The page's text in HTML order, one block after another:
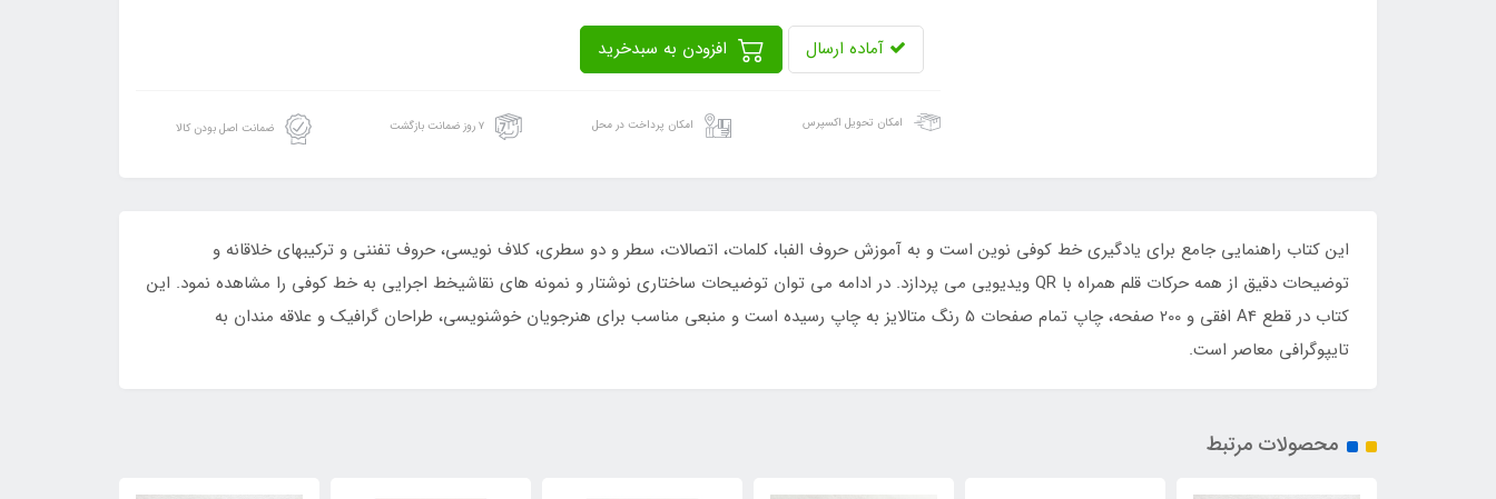
آماده ارسال
امکان تحویل اکسپرس امکان پرداخت در محل ۷ روز ضمانت بازگشت ضمانت اصل بودن کالا
این کتاب راهنمایی جامع برای یادگیری خط کوفی نوین است و به آموزش حروف الفبا، کلمات، اتصالات، سطر و دو سطری، کلاف نویسی، حروف تفننی و ترکیبهای خلاقانه و
توضیحات دقیق از همه حرکات قلم همراه با QR ویدیویی می پردازد. در ادامه می توان توضیحات ساختاری نوشتار و نمونه های نقاشیخط اجرایی به خط کوفی را مشاهده نمود. این
کتاب در قطع A4 افقی و 200 صفحه، چاپ تمام صفحات 5 رنگ متالایز به چاپ رسیده است و منبعی مناسب برای هنرجویان خوشنویسی، طراحان گرافیک و علاقه مندان به
تایپوگرافی معاصر است.
محصولات مرتبط